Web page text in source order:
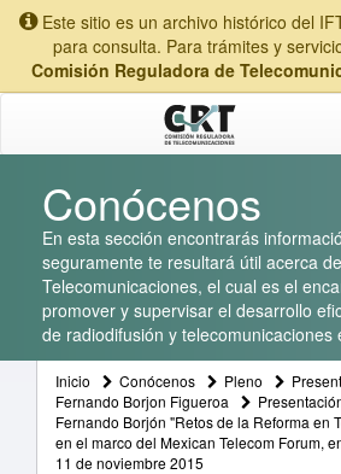
Este sitio es un archivo histórico del
para consulta. Para trámites y
Comisión Reguladora de
Conócenos
En esta sección encontrarás
seguramente te resultará útil acerca
Telecomunicaciones, el cual es el
promover y supervisar el desarrollo
de radiodifusión y telecomunicaciones
Inicio Conócenos Pleno
Fernando Borjon Figueroa
Fernando Borjón "Retos de la Reforma en
en el marco del Mexican Telecom Forum,
11 de noviembre 2015